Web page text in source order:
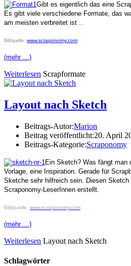
Gibt es eigentlich das eine
Es gibt viele verschiedene Formate, das
am meisten verbreitet ist ..
Bildquelle: www.scraponomy.com
(mehr …)
Weiterlesen Scrapformate
Layout nach Sketch
Beitrags-Autor:Marion
Beitrag veröffentlicht:20. April
Beitrags-Kategorie:Scraponomy
Ein Sketch? Was fängt
Vorlage, eine Inspiration. Gerade für
Sketche sehr hilfreich sein. Diesen
Scraponomy-LeserInnen erstellt.
Bildquelle: www.scraponomy.com
(mehr …)
Weiterlesen Layout nach Sketch
Schlagwörter